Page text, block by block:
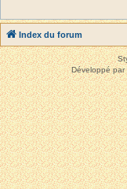
Index du forum
Développé par